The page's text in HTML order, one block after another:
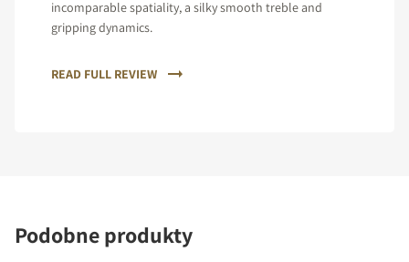
incomparable spatiality, a silky smooth treble and
gripping dynamics.
READ FULL REVIEW
Podobne produkty